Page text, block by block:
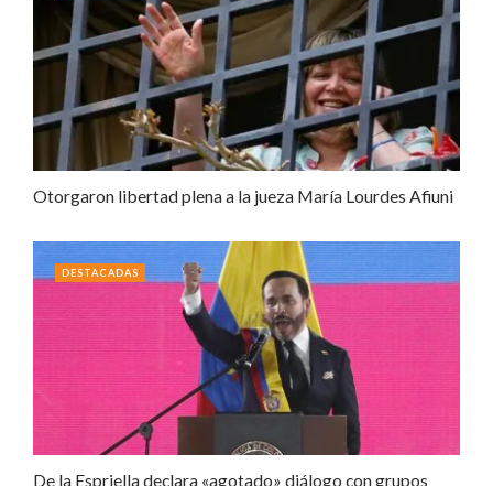
Otorgaron libertad plena a la jueza María Lourdes Afiuni
De la Espriella declara «agotado» diálogo con grupos
DESTACADAS